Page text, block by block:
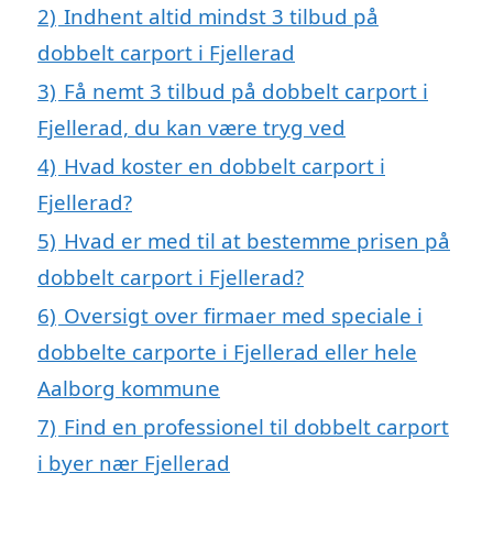
2) Indhent altid mindst 3 tilbud på
dobbelt carport i Fjellerad
3) Få nemt 3 tilbud på dobbelt carport i
Fjellerad, du kan være tryg ved
4) Hvad koster en dobbelt carport i
Fjellerad?
5) Hvad er med til at bestemme prisen på
dobbelt carport i Fjellerad?
6) Oversigt over firmaer med speciale i
dobbelte carporte i Fjellerad eller hele
Aalborg kommune
7) Find en professionel til dobbelt carport
i byer nær Fjellerad